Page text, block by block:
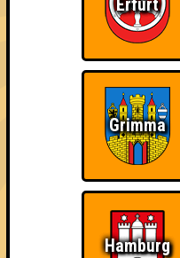
Wir dürfen euch die kleine
Plagwitz präsentieren.
Erfurt
Grimma
Hamburg